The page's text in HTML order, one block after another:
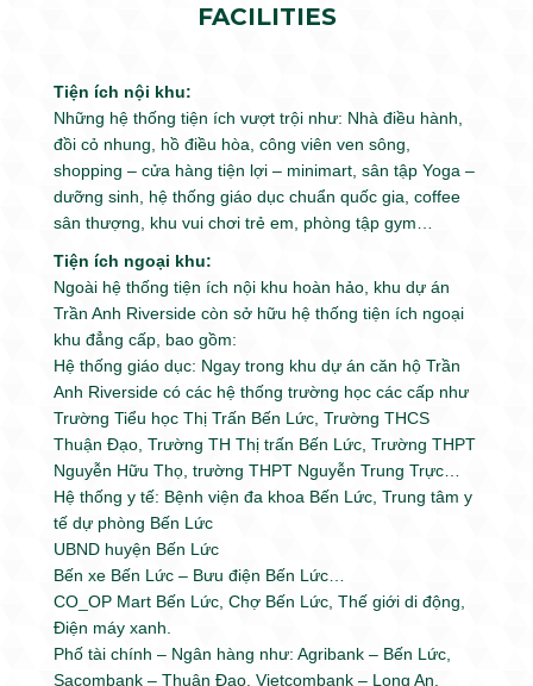
FACILITIES
Tiện ích nội khu:
Những hệ thống tiện ích vượt trội như: Nhà điều hành,
đồi cỏ nhung, hồ điều hòa, công viên ven sông,
shopping – cửa hàng tiện lợi – minimart, sân tập Yoga –
dưỡng sinh, hệ thống giáo dục chuẩn quốc gia, coffee
sân thượng, khu vui chơi trẻ em, phòng tập gym…
Tiện ích ngoại khu:
Ngoài hệ thống tiện ích nội khu hoàn hảo, khu dự án
Trần Anh Riverside còn sở hữu hệ thống tiện ích ngoại
khu đẳng cấp, bao gồm:
Hệ thống giáo dục: Ngay trong khu dự án căn hộ Trần
Anh Riverside có các hệ thống trường học các cấp như
Trường Tiểu học Thị Trấn Bến Lức, Trường THCS
Thuận Đạo, Trường TH Thị trấn Bến Lức, Trường THPT
Nguyễn Hữu Thọ, trường THPT Nguyễn Trung Trực…
Hệ thống y tế: Bệnh viện đa khoa Bến Lức, Trung tâm y
tế dự phòng Bến Lức
UBND huyện Bến Lức
Bến xe Bến Lức – Bưu điện Bến Lức…
CO_OP Mart Bến Lức, Chợ Bến Lức, Thế giới di động,
Điện máy xanh.
Phố tài chính – Ngân hàng như: Agribank – Bến Lức,
Sacombank – Thuận Đạo, Vietcombank – Long An,